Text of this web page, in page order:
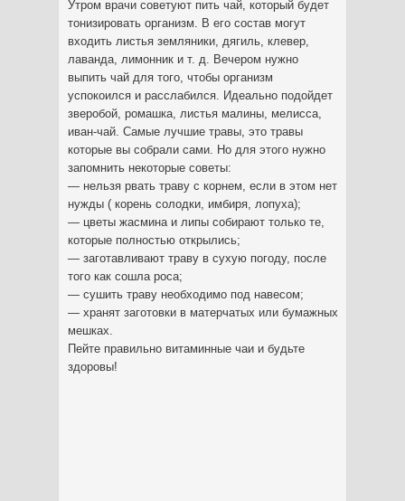
Утром врачи советуют пить чай, который будет
тонизировать организм. В его состав могут
входить листья земляники, дягиль, клевер,
лаванда, лимонник и т. д. Вечером нужно
выпить чай для того, чтобы организм
успокоился и расслабился. Идеально подойдет
зверобой, ромашка, листья малины, мелисса,
иван-чай. Самые лучшие травы, это травы
которые вы собрали сами. Но для этого нужно
запомнить некоторые советы:
— нельзя рвать траву с корнем, если в этом нет
нужды ( корень солодки, имбиря, лопуха);
— цветы жасмина и липы собирают только те,
которые полностью открылись;
— заготавливают траву в сухую погоду, после
того как сошла роса;
— сушить траву необходимо под навесом;
— хранят заготовки в матерчатых или бумажных
мешках.
Пейте правильно витаминные чаи и будьте
здоровы!